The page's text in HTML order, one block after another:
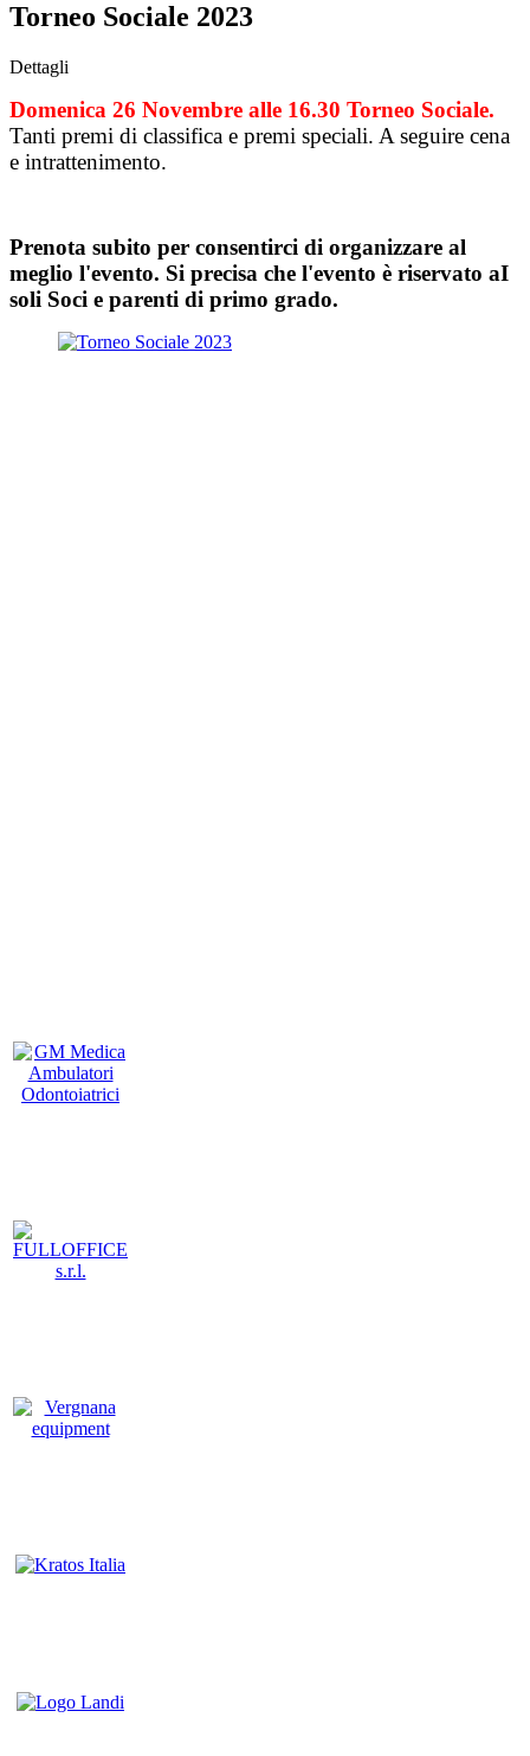
Torneo Sociale 2023
Dettagli
Domenica 26 Novembre alle 16.30 Torneo Sociale.
Tanti premi di classifica e premi speciali. A seguire cena
e intrattenimento.
Prenota subito per consentirci di organizzare al
meglio l'evento. Si precisa che l'evento è riservato aI
soli Soci e parenti di primo grado.